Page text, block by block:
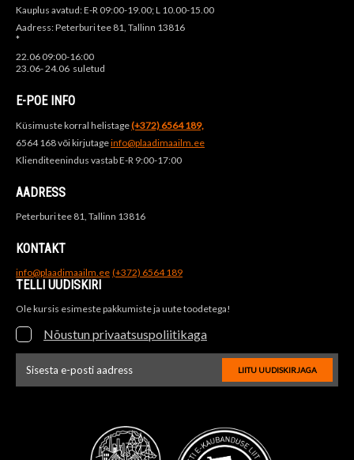
Kauplus avatud: E-R 09:00-19.00; L 10.00-15.00
Aadress: Peterburi tee 81, Tallinn 13816
*
22.06 09:00-16:00
23.06- 24.06 suletud
E-POE INFO
Küsimuste korral helistage(+372) 6564 189,
6564 168 või kirjutageinfo@plaadimaailm.ee
Klienditeenindus vastab E-R 9:00-17:00
AADRESS
Peterburi tee 81, Tallinn 13816
KONTAKT
info@plaadimaailm.ee (+372) 6564 189
TELLI UUDISKIRI
Ole kursis esimeste pakkumiste ja uute toodetega!
Nõustun privaatsuspoliitikaga
LIITU UUDISKIRJAGA